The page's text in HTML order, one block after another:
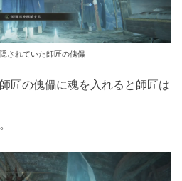
されていた師匠の傀儡
匠の傀儡に魂を入れると師匠は